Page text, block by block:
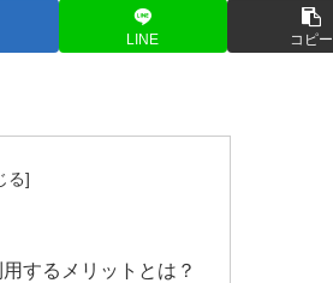
LINE コピー
するメリットとは？